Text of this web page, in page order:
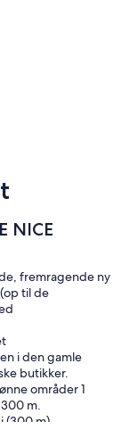
NICE
fremragende ny
til de
i den gamle
butikker.
områder 1
m.
(300 m).